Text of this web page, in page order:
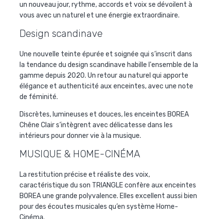
un nouveau jour, rythme, accords et voix se dévoilent à
vous avec un naturel et une énergie extraordinaire.
Design scandinave
Une nouvelle teinte épurée et soignée qui s’inscrit dans
la tendance du design scandinave habille l'ensemble de la
gamme depuis 2020. Un retour au naturel qui apporte
élégance et authenticité aux enceintes, avec une note
de féminité.
Discrètes, lumineuses et douces, les enceintes BOREA
Chêne Clair s’intègrent avec délicatesse dans les
intérieurs pour donner vie à la musique.
MUSIQUE & HOME-CINÉMA
La restitution précise et réaliste des voix,
caractéristique du son TRIANGLE confère aux enceintes
BOREA une grande polyvalence. Elles excellent aussi bien
pour des écoutes musicales qu’en système Home-